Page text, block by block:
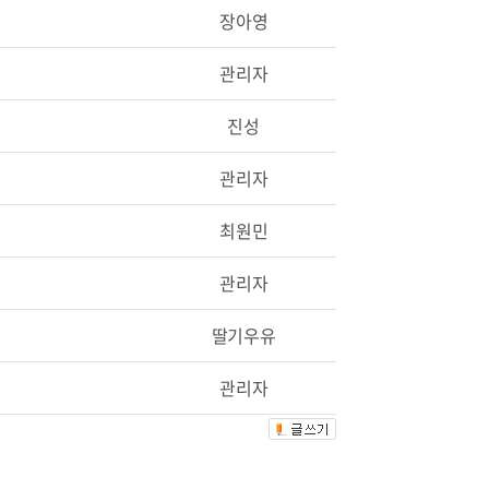
장아영
관리자
진성
관리자
최원민
관리자
딸기우유
관리자